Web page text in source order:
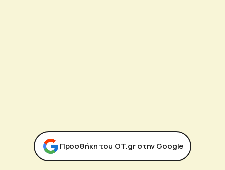
Προσθήκη του ΟΤ.gr στην Google